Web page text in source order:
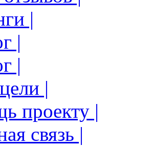
|
|
|
|
проекту |
связь |